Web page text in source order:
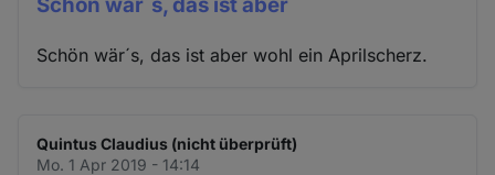
Schön wär´s, das ist aber
Schön wär´s, das ist aber wohl ein Aprilscherz.
Quintus Claudius (nicht überprüft)
Mo. 1 Apr 2019 - 14:14